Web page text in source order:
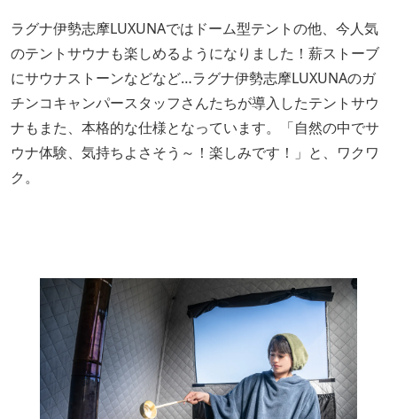
ラグナ伊勢志摩LUXUNAではドーム型テントの他、今人気
のテントサウナも楽しめるようになりました！薪ストーブ
にサウナストーンなどなど…ラグナ伊勢志摩LUXUNAのガ
チンコキャンパースタッフさんたちが導入したテントサウ
ナもまた、本格的な仕様となっています。「自然の中でサ
ウナ体験、気持ちよさそう～！楽しみです！」と、ワクワ
ク。